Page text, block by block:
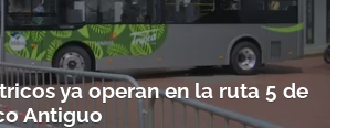
ya operan en la ruta 5 de
Antiguo